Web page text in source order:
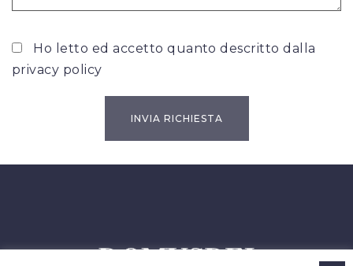
Ho letto ed accetto quanto descritto dalla
privacy policy